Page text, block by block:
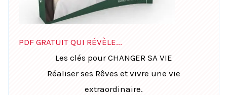
PDF GRATUIT QUI RÉVÈLE...
Les clés pour CHANGER SA VIE
Réaliser ses Rêves et vivre une vie
extraordinaire.